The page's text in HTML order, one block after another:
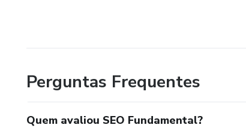
Perguntas Frequentes
Quem avaliou SEO Fundamental?